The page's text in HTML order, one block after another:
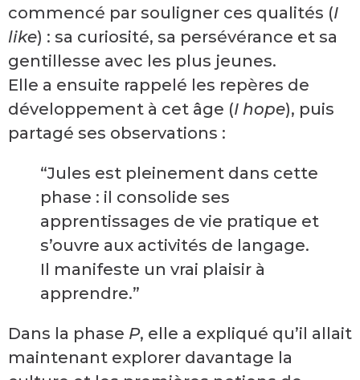
commencé par souligner ces qualités (I
like) : sa curiosité, sa persévérance et sa
gentillesse avec les plus jeunes.
Elle a ensuite rappelé les repères de
développement à cet âge (I hope), puis
partagé ses observations :
“Jules est pleinement dans cette
phase : il consolide ses
apprentissages de vie pratique et
s’ouvre aux activités de langage.
Il manifeste un vrai plaisir à
apprendre.”
Dans la phase P, elle a expliqué qu’il allait
maintenant explorer davantage la